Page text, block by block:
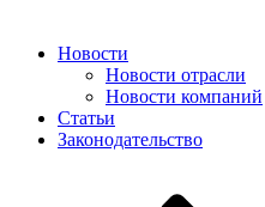
Новости
Новости отрасли
Новости компаний
Статьи
Законодательство